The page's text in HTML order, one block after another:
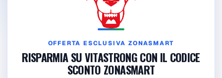
OFFERTA ESCLUSIVA ZONASMART
RISPARMIA SU VITASTRONG CON IL CODICE
SCONTO ZONASMART